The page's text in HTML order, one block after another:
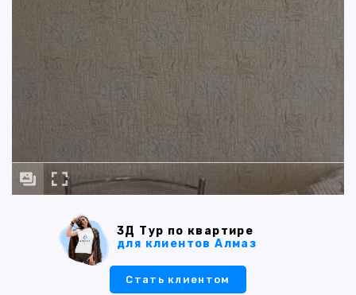
3Д Тур по квартире
для клиентов Алмаз
Стать клиентом